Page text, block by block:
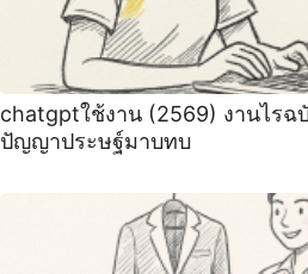
chatgptใช้งาน (2569) งานไร
ปัญญาประษฐ์มาบทบ